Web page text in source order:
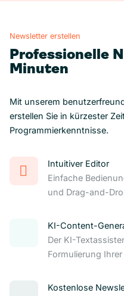
Newsletter erstellen
Professionelle
Minuten
Mit unserem
erstellen Sie in kürzester
Programmierkenntnisse.
Intuitiver Editor
Einfache
und Drag-and-
KI-Content-
Der KI-
Formulierung
Kostenlose